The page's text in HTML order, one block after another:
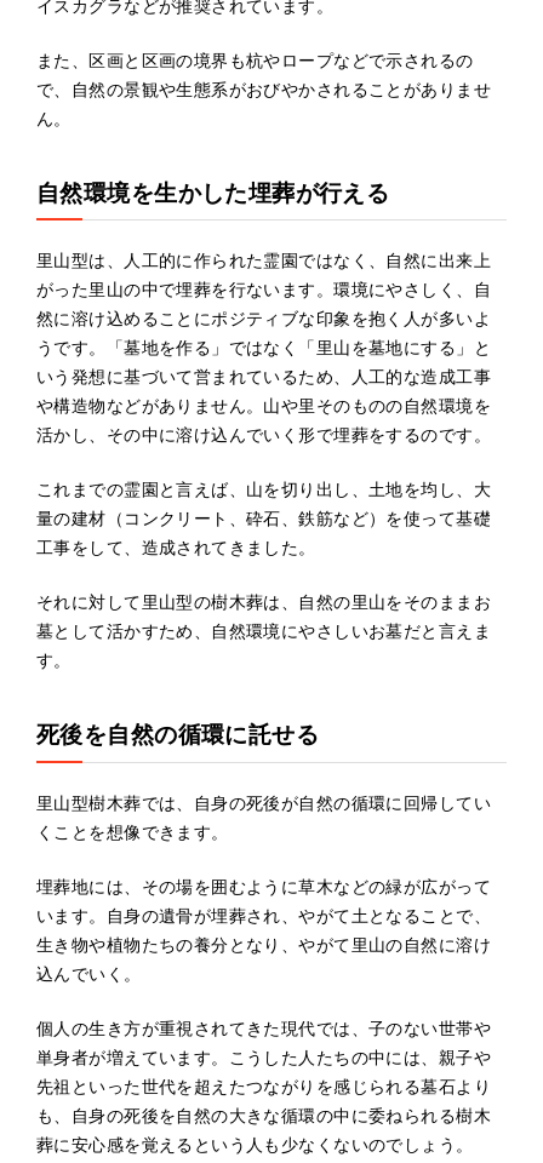
イスカグラなどが推奨されています。
また、区画と区画の境界も杭やロープなどで示されるの
で、自然の景観や生態系がおびやかされることがありませ
ん。
自然環境を生かした埋葬が行える
里山型は、人工的に作られた霊園ではなく、自然に出来上
がった里山の中で埋葬を行ないます。環境にやさしく、自
然に溶け込めることにポジティブな印象を抱く人が多いよ
うです。「墓地を作る」ではなく「里山を墓地にする」と
いう発想に基づいて営まれているため、人工的な造成工事
や構造物などがありません。山や里そのものの自然環境を
活かし、その中に溶け込んでいく形で埋葬をするのです。
これまでの霊園と言えば、山を切り出し、土地を均し、大
量の建材（コンクリート、砕石、鉄筋など）を使って基礎
工事をして、造成されてきました。
それに対して里山型の樹木葬は、自然の里山をそのままお
墓として活かすため、自然環境にやさしいお墓だと言えま
す。
死後を自然の循環に託せる
里山型樹木葬では、自身の死後が自然の循環に回帰してい
くことを想像できます。
埋葬地には、その場を囲むように草木などの緑が広がって
います。自身の遺骨が埋葬され、やがて土となることで、
生き物や植物たちの養分となり、やがて里山の自然に溶け
込んでいく。
個人の生き方が重視されてきた現代では、子のない世帯や
単身者が増えています。こうした人たちの中には、親子や
先祖といった世代を超えたつながりを感じられる墓石より
も、自身の死後を自然の大きな循環の中に委ねられる樹木
葬に安心感を覚えるという人も少なくないのでしょう。